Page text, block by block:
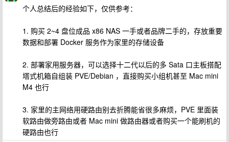
个人总结后的经验如下，仅供参考：
1. 购买 2~4 盘位成品 x86 NAS 一手或者品牌二手的，存放重要
数据和部署 Docker 服务作为家里的存储设备
2. 部署家用服务器，可以选择十二代以后的多 Sata 口主板搭配
塔式机箱自组装 PVE/Debian ，直接购买小组机甚至 Mac mini
M4 也行
3. 家里的主网络用硬路由别去折腾能省很多麻烦，PVE 里面装
软路由做旁路由或者 Mac mini 做路由器或者购买一个能刷机的
硬路由也行